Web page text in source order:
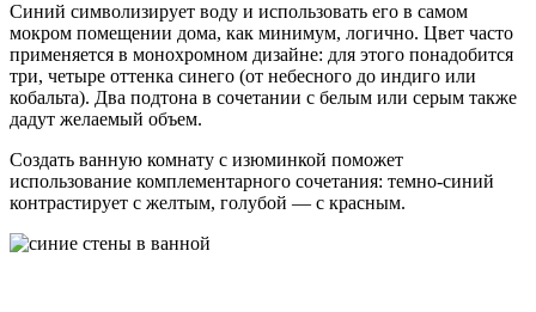
Синий символизирует воду и использовать его в самом
мокром помещении дома, как минимум, логично. Цвет часто
применяется в монохромном дизайне: для этого понадобится
три, четыре оттенка синего (от небесного до индиго или
кобальта). Два подтона в сочетании с белым или серым также
дадут желаемый объем.
Создать ванную комнату с изюминкой поможет
использование комплементарного сочетания: темно-синий
контрастирует с желтым, голубой — с красным.